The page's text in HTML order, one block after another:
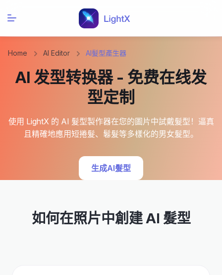
Home AI Editor AI髮型產生器
AI 发型转换器 - 免费在线发
型定制
使用 LightX 的 AI 髮型製作器在您的圖片中試戴髮型！逼真
且精確地應用短捲髮、鬈髮等多樣化的男女髮型。
生成AI髮型
如何在照片中創建 AI 髮型